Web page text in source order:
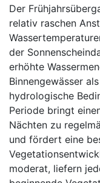
Der
relativ raschen
der
erhöhte
Binnengewässer
hydrologische
Periode bringt
Nächten zu
und fördert eine
moderat, liefern